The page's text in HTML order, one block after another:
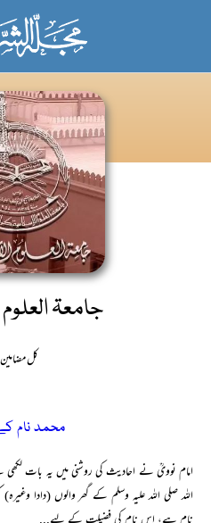
جامعۃ
کل
محمد نام
امام نوویؒ نے احادیث کی روشنی میں یہ بات
اللہ صلی اللہ علیہ وسلم کے گھر والوں (دادا وغیرہ)